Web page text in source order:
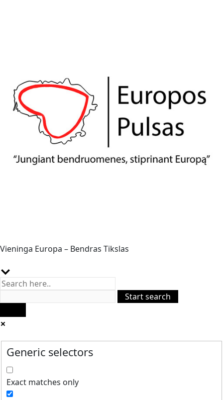
Vieninga Europa – Bendras Tikslas
Generic selectors
Exact matches only